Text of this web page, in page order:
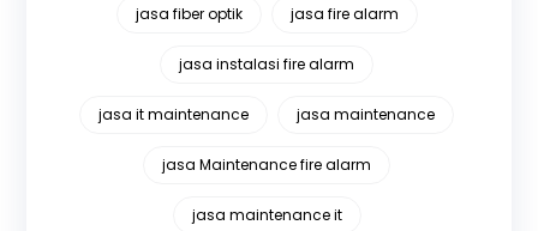
jasa fiber optik jasa fire alarm
jasa instalasi fire alarm
jasa it maintenance jasa maintenance
jasa Maintenance fire alarm
jasa maintenance it